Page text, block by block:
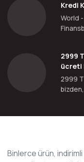
Kredi
World
2999
ücreti
2999
Binlerce ürün,